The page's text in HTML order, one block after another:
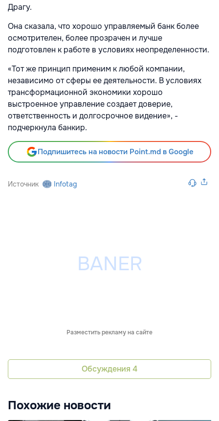
Драгу.
Она сказала, что хорошо управляемый банк более
осмотрителен, более прозрачен и лучше
подготовлен к работе в условиях неопределенности.
«Тот же принцип применим к любой компании,
независимо от сферы ее деятельности. В условиях
трансформационной экономики хорошо
выстроенное управление создает доверие,
ответственность и долгосрочное видение», -
подчеркнула банкир.
Подпишитесь на новости Point.md в Google
Источник Infotag
Разместить рекламу на сайте
Обсуждения 4
Похожие новости